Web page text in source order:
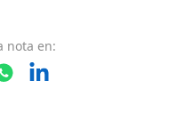
nota en: